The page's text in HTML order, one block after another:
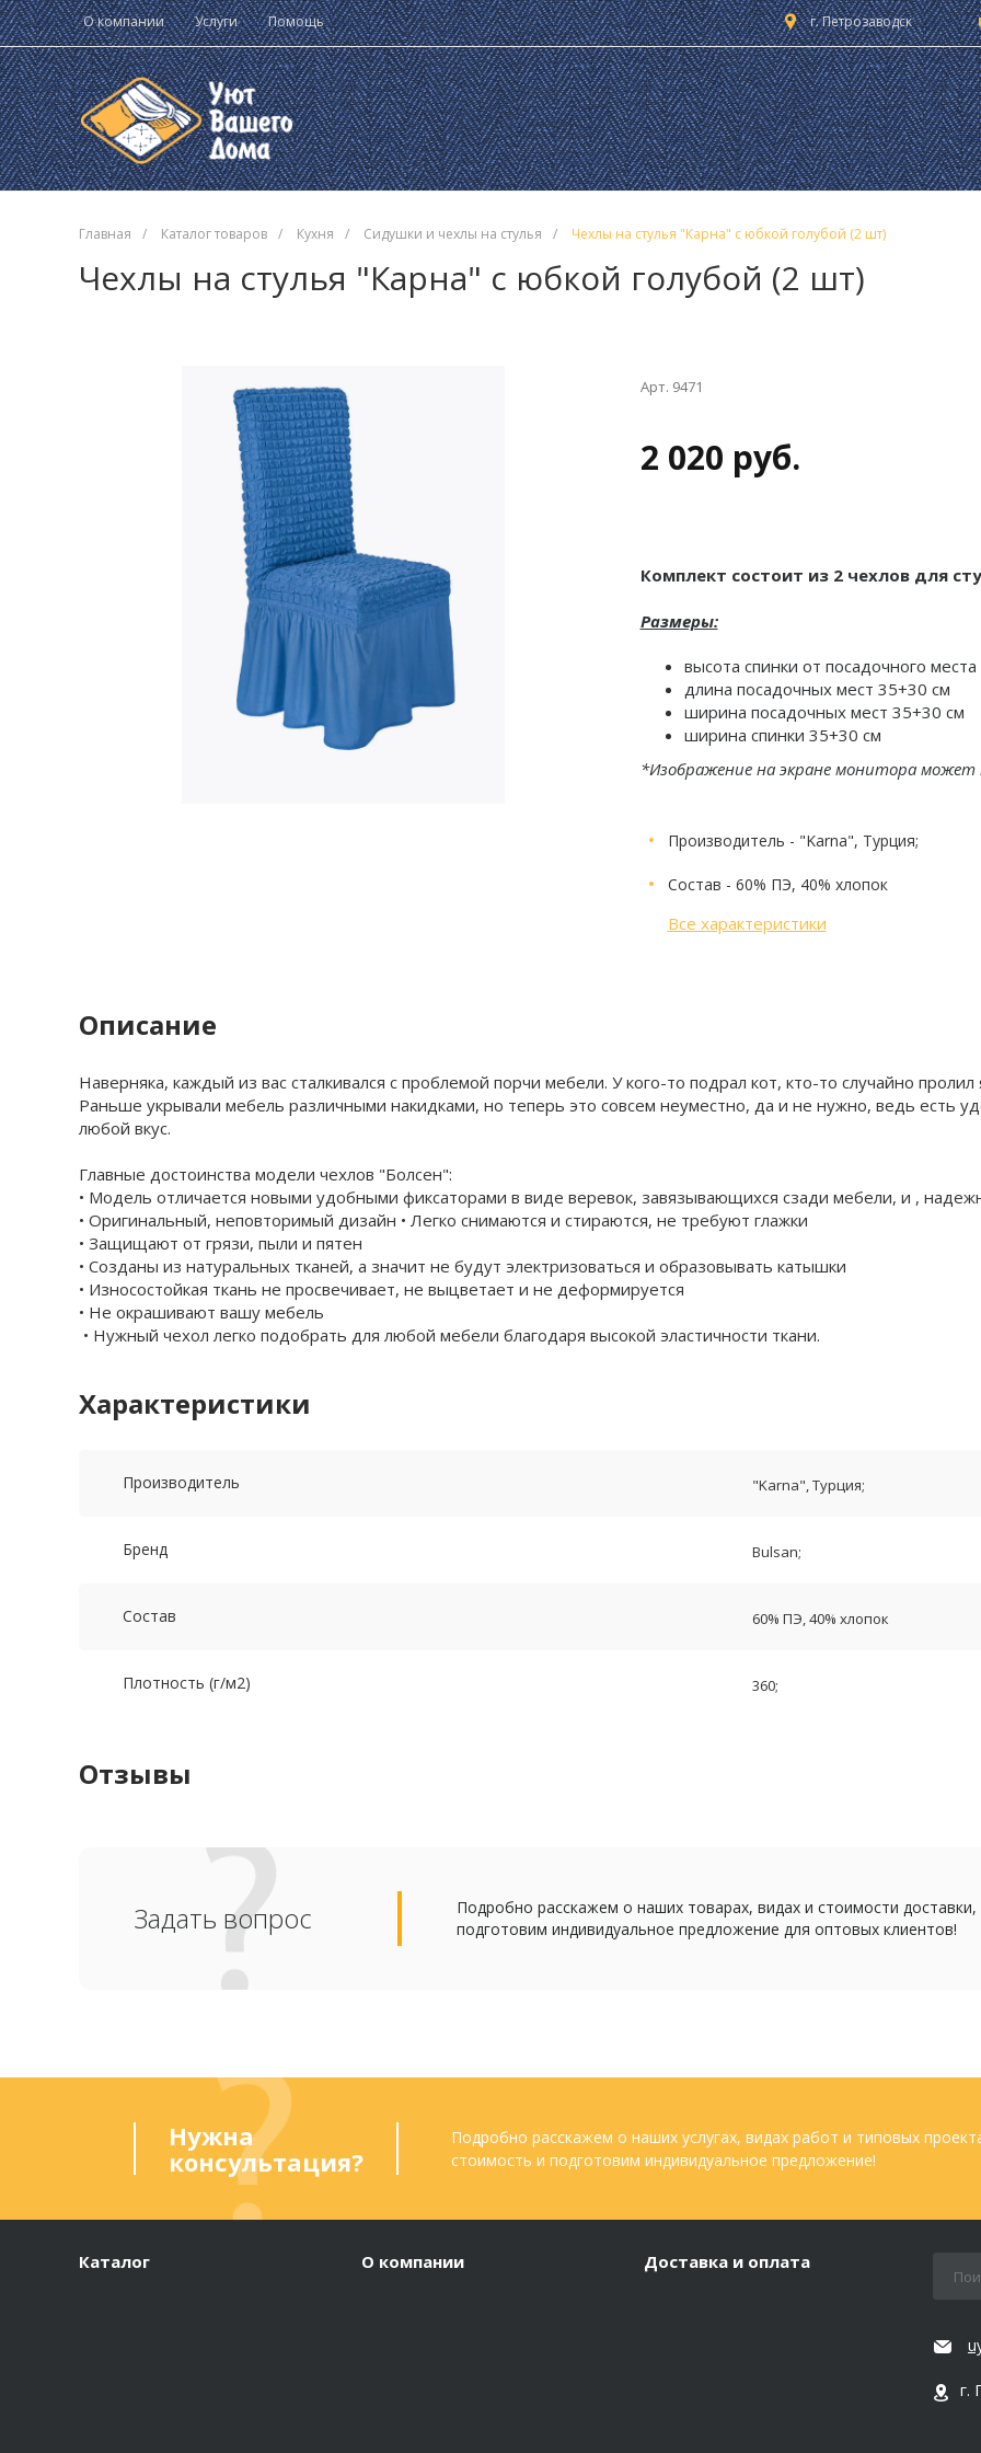
О компании Услуги Помощь г. Петрозаводск
Главная / Каталог товаров / Кухня / Сидушки и чехлы на стулья / Чехлы на стулья "Карна" с юбкой голубой (2 шт)
Чехлы на стулья "Карна" с юбкой голубой (2 шт)
Арт. 9471
2 020 руб.
Комплект состоит из 2 чехлов для
Размеры:
высота спинки от посадочного
длина посадочных мест 35+30 см
ширина посадочных мест 35+30 см
ширина спинки 35+30 см
*Изображение на экране монитора
Производитель - "Karna", Турция;
Состав - 60% ПЭ, 40% хлопок
Все характеристики
Описание
Наверняка, каждый из вас сталкивался с проблемой порчи мебели. У кого-то подрал кот, кто-то случайно
Раньше укрывали мебель различными накидками, но теперь это совсем неуместно, да и не нужно, ведь есть
любой вкус.
Главные достоинства модели чехлов "Болсен":
• Модель отличается новыми удобными фиксаторами в виде веревок, завязывающихся сзади мебели, и ,
• Оригинальный, неповторимый дизайн • Легко снимаются и стираются, не требуют глажки
• Защищают от грязи, пыли и пятен
• Созданы из натуральных тканей, а значит не будут электризоваться и образовывать катышки
• Износостойкая ткань не просвечивает, не выцветает и не деформируется
• Не окрашивают вашу мебель
• Нужный чехол легко подобрать для любой мебели благодаря высокой эластичности ткани.
Характеристики
Производитель "Karna", Турция;
Бренд Bulsan;
Состав 60% ПЭ, 40% хлопок
Плотность (г/м2) 360;
Отзывы
Задать вопрос
Подробно расскажем о наших товарах, видах и стоимости доставки,
подготовим индивидуальное предложение для оптовых клиентов!
Нужна
консультация?
Подробно расскажем о наших услугах, видах работ и типовых
стоимость и подготовим индивидуальное предложение!
Каталог О компании Доставка и оплата
г.